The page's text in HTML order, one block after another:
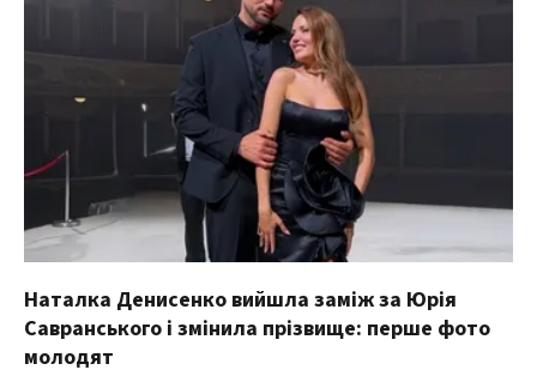
Наталка Денисенко вийшла заміж за Юрія
Савранського і змінила прізвище: перше фото
молодят